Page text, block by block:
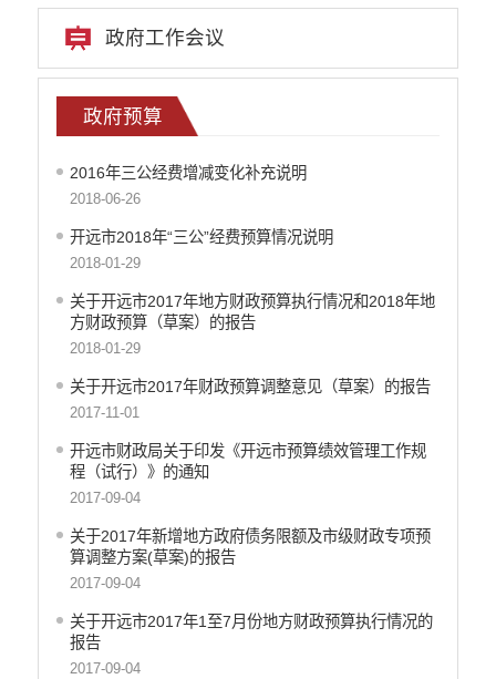
政府预算
政府决算
部门单位专栏
公务员管理
减税降费
财政资金直达基层
稳岗就业
应急预案
产品质量
公共文化服务
涉农补贴
疫情防控
养老服务
社会救助信息
规划计划
政府工作会议
政府预算
2016年三公经费增减变化补充说明
2018-06-26
开远市2018年“三公”经费预算情况说明
2018-01-29
关于开远市2017年地方财政预算执行情况和2018年地
方财政预算（草案）的报告
2018-01-29
关于开远市2017年财政预算调整意见（草案）的报告
2017-11-01
开远市财政局关于印发《开远市预算绩效管理工作规
程（试行）》的通知
2017-09-04
关于2017年新增地方政府债务限额及市级财政专项预
算调整方案(草案)的报告
2017-09-04
关于开远市2017年1至7月份地方财政预算执行情况的
报告
2017-09-04